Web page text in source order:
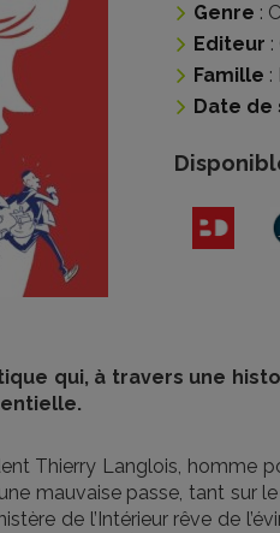
Genre :
Editeur :
Famille :
Date de
qui, à travers une
Thierry Langlois, homme
mauvaise passe, tant sur
de l’Intérieur rêve de